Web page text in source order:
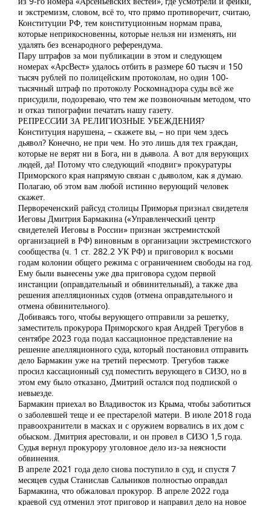
и экстремизм, словом, всё то, что прямо противоречит, считаю,
Конституции РФ, тем конституционным нормам права,
которые неприкосновенны, которые нельзя ни изменять, ни
удалять без всенародного референдума.
Пару штрафов за мои публикации в этом и следующем
номерах «АрсВест» удалось отбить в размере 60 тысяч и 150
тысяч рублей по полицейским протоколам, но один 100-
тысячный штраф по протоколу Роскомнадзора суды всё же
присудили, подозреваю, что тем же позвоночным методом, что
и отказ типографии печатать нашу газету.
РЕПРЕССИИ ЗА РЕЛИГИОЗНЫЕ УБЕЖДЕНИЯ?
Конституция нарушена, – скажете вы, – но при чем здесь
дьявол? Конечно, не при чем. Но это лишь для тех граждан,
которые не верят ни в Бога, ни в дьявола. А вот для верующих
людей, да! Потому что следующий «подвиг» прокуратуры
Приморского края напрямую связан с дьяволом, как я думаю.
Полагаю, об этом вам любой истинно верующий человек
скажет.
Первореченский райсуд столицы Приморья признал свидетеля
Иеговы Дмитрия Бармакина («Управленческий центр
свидетелей Иеговы в России» признан экстремистской
организацией в РФ) виновным в организации экстремистского
сообщества (ч. 1 ст. 282.2 УК РФ) и приговорил к восьми
годам колонии общего режима с ограничением свободы на год.
Ему были вынесены уже два приговора судом первой
инстанции (оправдательный и обвинительный), а также два
решения апелляционных судов (отмена оправдательного и
отмена обвинительного).
Добиваясь того, чтобы верующего отправили за решетку,
заместитель прокурора Приморского края Андрей Трегубов в
сентябре 2023 года подал кассационное представление на
решение апелляционного суда, который постановил отправить
дело Бармакин уже на третий пересмотр. Трегубов также
просил кассационный суд поместить верующего в СИЗО, но в
этом ему было отказано, Дмитрий остался под подпиской о
невыезде.
Бармакин приехал во Владивосток из Крыма, чтобы заботиться
о заболевшей теще и ее престарелой матери. В июле 2018 года
правоохранители в масках и с оружием ворвались в их дом с
обыском. Дмитрия арестовали, и он провел в СИЗО 1,5 года.
Судья вернул прокурору уголовное дело из-за неясности
обвинения.
В апреле 2021 года дело снова поступило в суд, и спустя 7
месяцев судья Станислав Сальников полностью оправдал
Бармакина, что обжаловал прокурор. В апреле 2022 года
краевой суд отменил этот приговор и направил дело на новое